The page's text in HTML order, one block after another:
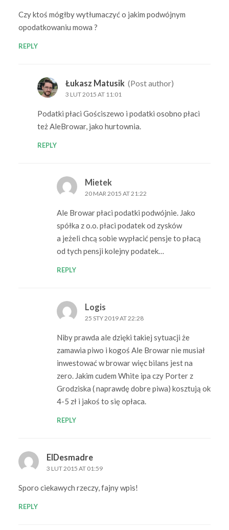
Czy ktoś mógłby wytłumaczyć o jakim podwójnym
opodatkowaniu mowa ?
REPLY
Łukasz Matusik (Post author)
3 LUT 2015 AT 11:01
Podatki płaci Gościszewo i podatki osobno płaci
też AleBrowar, jako hurtownia.
REPLY
Mietek
20 MAR 2015 AT 21:22
Ale Browar płaci podatki podwójnie. Jako
spółka z o.o. płaci podatek od zysków
a jeżeli chcą sobie wypłacić pensje to płacą
od tych pensji kolejny podatek…
REPLY
Logis
25 STY 2019 AT 22:28
Niby prawda ale dzięki takiej sytuacji że
zamawia piwo i kogoś Ale Browar nie musiał
inwestować w browar więc bilans jest na
zero. Jakim cudem White ipa czy Porter z
Grodziska ( naprawdę dobre piwa) kosztują ok
4-5 zł i jakoś to się opłaca.
REPLY
ElDesmadre
3 LUT 2015 AT 01:59
Sporo ciekawych rzeczy, fajny wpis!
REPLY